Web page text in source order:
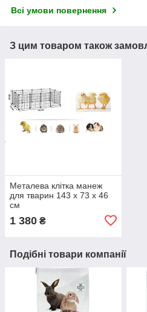
Всі умови повернення
З цим товаром також
Металева клітка манеж
для тварин 143 х 73 х 46
см
1 380 ₴
Подібні товари компанії